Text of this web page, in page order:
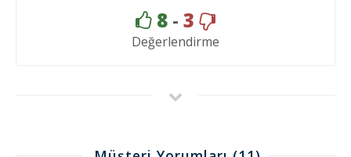
8 - 3
Değerlendirme